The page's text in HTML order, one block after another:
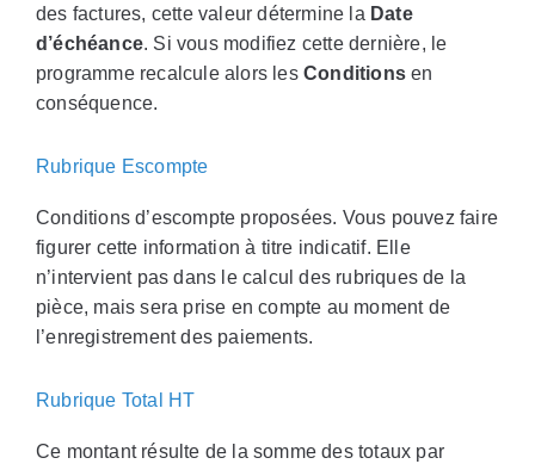
des factures, cette valeur détermine la Date
d’échéance. Si vous modifiez cette dernière, le
programme recalcule alors les Conditions en
conséquence.
Rubrique Escompte
Conditions d’escompte proposées. Vous pouvez faire
figurer cette information à titre indicatif. Elle
n’intervient pas dans le calcul des rubriques de la
pièce, mais sera prise en compte au moment de
l’enregistrement des paiements.
Rubrique Total HT
Ce montant résulte de la somme des totaux par